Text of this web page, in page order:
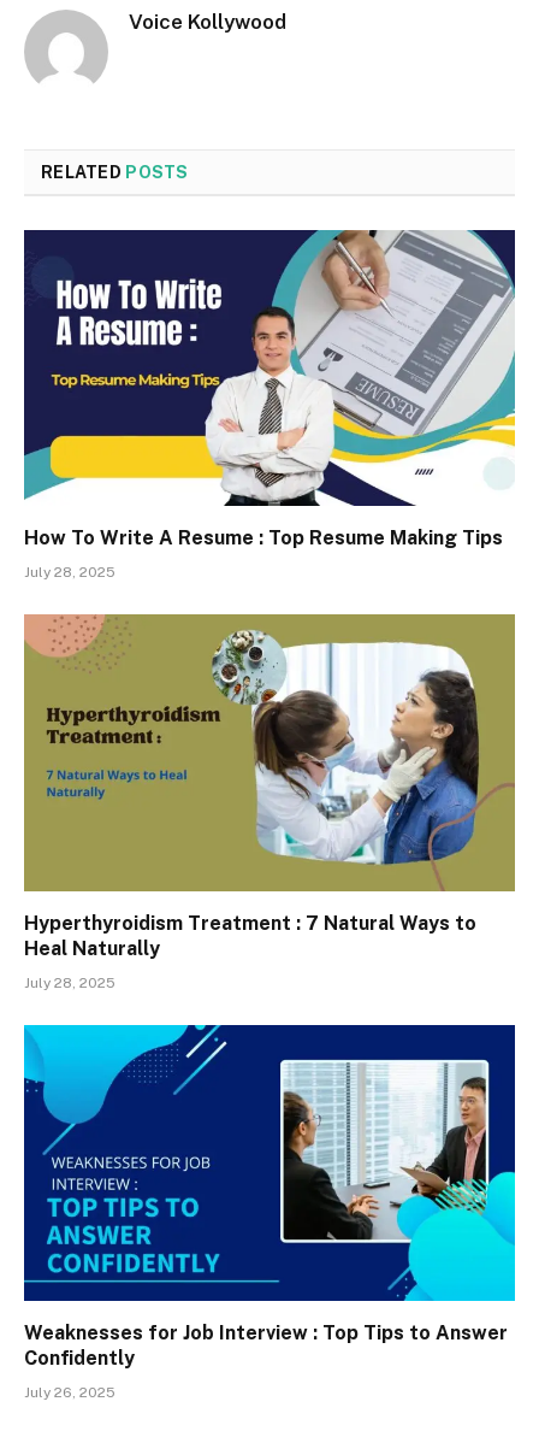
Voice Kollywood
RELATED POSTS
How To Write A Resume : Top Resume Making Tips
July 28, 2025
Hyperthyroidism Treatment : 7 Natural Ways to
Heal Naturally
July 28, 2025
Weaknesses for Job Interview : Top Tips to Answer
Confidently
July 26, 2025